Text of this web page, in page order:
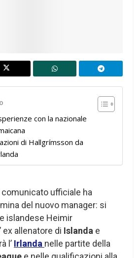
con la nazionale
di Hallgrímsson da
ufficiale ha
del nuovo manager: si
islandese Heimir
ex allenatore di Islanda e
l’ Irlanda nelle partite della